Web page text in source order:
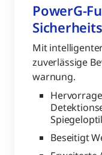
PowerG-
Mit
zuverlässige
warnung.
Beseitigt